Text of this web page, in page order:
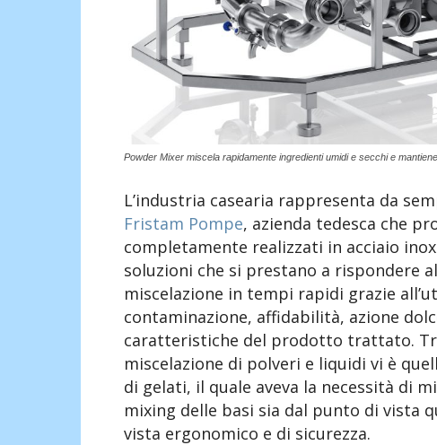
Powder Mixer miscela rapidamente ingredienti umidi e secchi e
L’industria casearia rappresenta da
Fristam Pompe, azienda tedesca che
completamente realizzati in acciaio
soluzioni che si prestano a rispondere
miscelazione in tempi rapidi grazie
contaminazione, affidabilità, azione
caratteristiche del prodotto trattato.
miscelazione di polveri e liquidi vi è
di gelati, il quale aveva la necessità di
mixing delle basi sia dal punto di vista
vista ergonomico e di sicurezza.